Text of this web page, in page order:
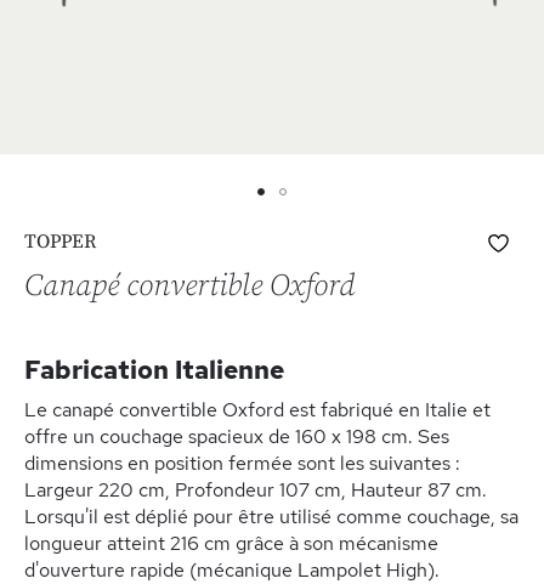
the
beginning
the
images
gallery
TOPPER
Canapé convertible Oxford
Fabrication Italienne
Le canapé convertible Oxford est fabriqué en Italie et
offre un couchage spacieux de 160 x 198 cm. Ses
dimensions en position fermée sont les suivantes :
Largeur 220 cm, Profondeur 107 cm, Hauteur 87 cm.
Lorsqu'il est déplié pour être utilisé comme couchage, sa
longueur atteint 216 cm grâce à son mécanisme
d'ouverture rapide (mécanique Lampolet High).